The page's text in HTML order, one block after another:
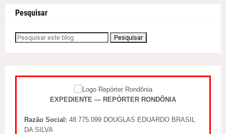
Pesquisar
EXPEDIENTE — REPÓRTER RONDÔNIA
Razão Social: 48.775.099 DOUGLAS EDUARDO BRASIL
DA SILVA